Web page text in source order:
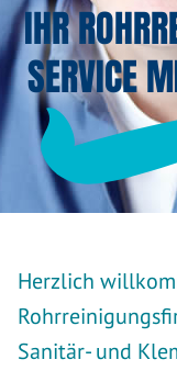
IHR
SERVICE
Herzlich
Sanitär- und